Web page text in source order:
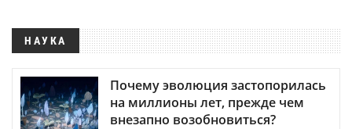
НАУКА
Почему эволюция застопорилась
на миллионы лет, прежде чем
внезапно возобновиться?